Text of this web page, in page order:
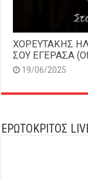
ΧΟΡΕΥΤΑΚΗΣ
ΣΟΥ ΕΓΕΡΑΣΑ
19/06/2025
ΕΡΩΤΟΚΡΙΤΟΣ